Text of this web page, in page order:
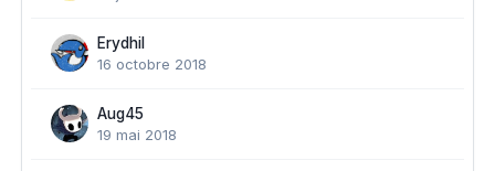
Erydhil
16 octobre 2018
Aug45
19 mai 2018